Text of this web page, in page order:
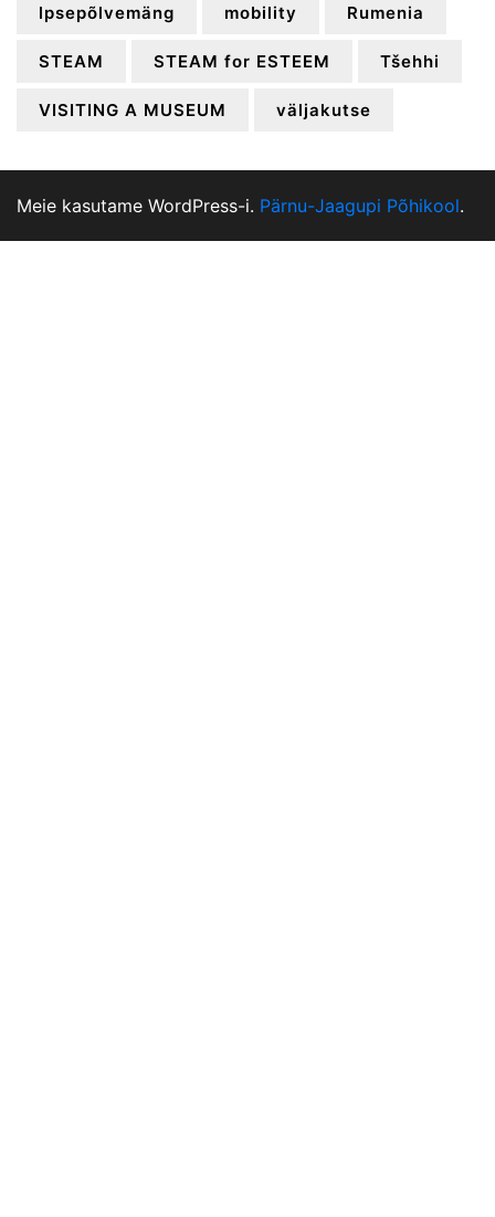
lpsepõlvemäng mobility Rumenia
STEAM STEAM for ESTEEM Tšehhi
VISITING A MUSEUM väljakutse
Meie kasutame WordPress-i. Pärnu-Jaagupi Põhikool.